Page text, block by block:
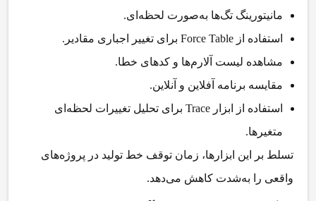
مانیتورینگ تگ‌ها به‌صورت لحظه‌ای.
استفاده از Force Table برای تغییر اجباری مقادیر.
مشاهده لیست آلارم‌ها و کدهای خطا.
مقایسه برنامه آفلاین و آنلاین.
استفاده از ابزار Trace برای تحلیل تغییرات لحظه‌ای
متغیرها.
تسلط بر این ابزارها، زمان توقف خط تولید در پروژه‌های
واقعی را به‌شدت کاهش می‌دهد.